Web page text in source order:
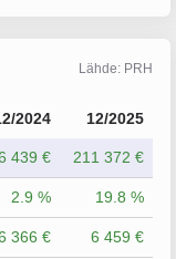
Lähde: PRH
2024 12/2025
439 € 211 372 €
2.9 % 19.8 %
366 € 6 459 €